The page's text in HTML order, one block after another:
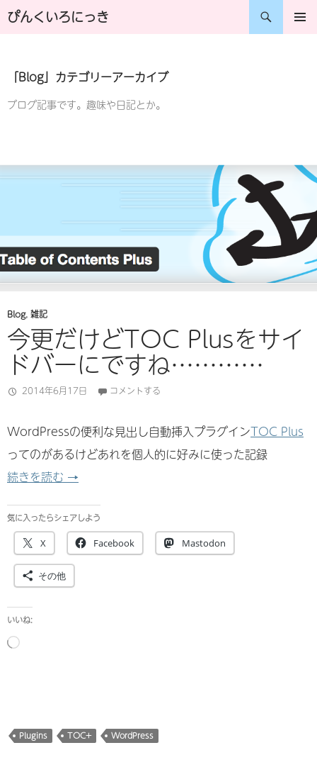
コ
ツ
キ
ぴんくいろにっき
検
「Blog」カテゴリーアーカイブ
ブログ記事です。趣味や日記とか。
Blog, 雑記
今更だけどTOC Plusをサイ
ドバーにですね…………
2014年6月17日 コメントする
WordPressの便利な見出し自動挿入プラグインTOC Plus
ってのがあるけどあれを個人的に好みに使った記録
続きを読む 今更だけどTOC Plusをサイドバーにですね
→
気に入ったらシェアしよう
X Facebook Mastodon
その他
いいね:
読
Plugins TOC+ WordPress